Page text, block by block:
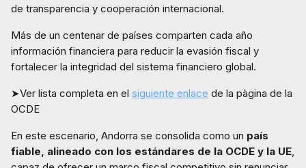
de transparencia y cooperación internacional.
Más de un centenar de países comparten cada año
información financiera para reducir la evasión fiscal y
fortalecer la integridad del sistema financiero global.
➤Ver lista completa en el siguiente enlace de la pàgina de la
OCDE
En este escenario, Andorra se consolida como un país
fiable, alineado con los estándares de la OCDE y la UE,